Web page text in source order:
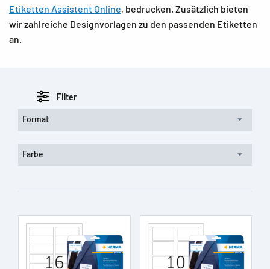
Etiketten Assistent Online, bedrucken. Zusätzlich bieten
wir zahlreiche Designvorlagen zu den passenden Etiketten
an.
Filter
Format
Farbe